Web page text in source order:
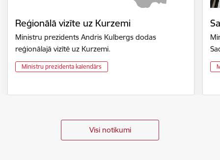
Reģionālā vizīte uz Kurzemi
Ministru prezidents Andris Kulbergs dodas
reģionālajā vizītē uz Kurzemi.
Ministru prezidenta kalendārs
Visi notikumi